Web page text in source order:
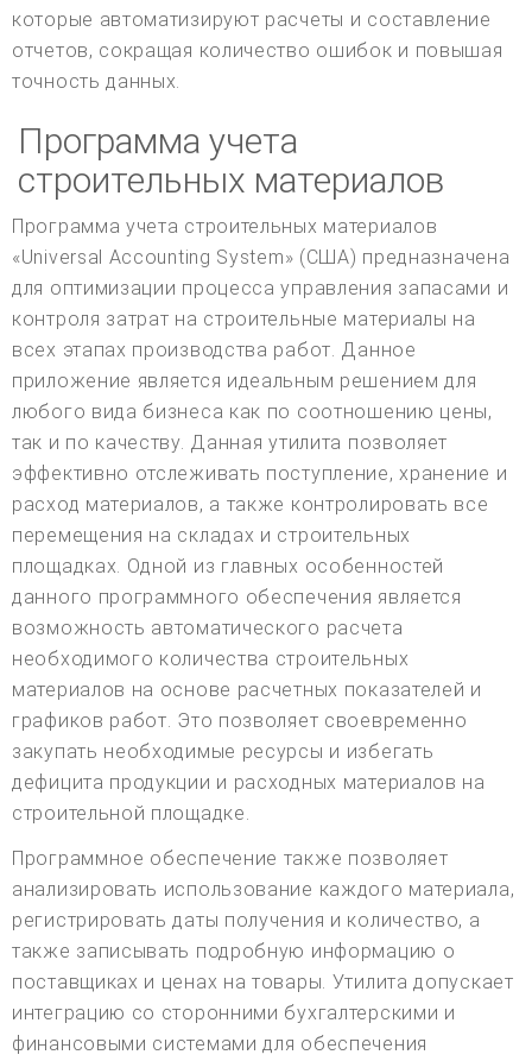
которые автоматизируют расчеты и составление
отчетов, сокращая количество ошибок и повышая
точность данных.
Программа учета
строительных материалов
Программа учета строительных материалов
«Universal Accounting System» (США) предназначена
для оптимизации процесса управления запасами и
контроля затрат на строительные материалы на
всех этапах производства работ. Данное
приложение является идеальным решением для
любого вида бизнеса как по соотношению цены,
так и по качеству. Данная утилита позволяет
эффективно отслеживать поступление, хранение и
расход материалов, а также контролировать все
перемещения на складах и строительных
площадках. Одной из главных особенностей
данного программного обеспечения является
возможность автоматического расчета
необходимого количества строительных
материалов на основе расчетных показателей и
графиков работ. Это позволяет своевременно
закупать необходимые ресурсы и избегать
дефицита продукции и расходных материалов на
строительной площадке.
Программное обеспечение также позволяет
анализировать использование каждого материала,
регистрировать даты получения и количество, а
также записывать подробную информацию о
поставщиках и ценах на товары. Утилита допускает
интеграцию со сторонними бухгалтерскими и
финансовыми системами для обеспечения